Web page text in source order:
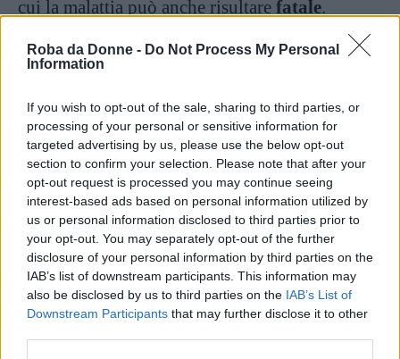
Roba da Donne - Do Not Process My Personal
Information
If you wish to opt-out of the sale, sharing to third parties, or
processing of your personal or sensitive information for
targeted advertising by us, please use the below opt-out
section to confirm your selection. Please note that after your
opt-out request is processed you may continue seeing
interest-based ads based on personal information utilized by
us or personal information disclosed to third parties prior to
your opt-out. You may separately opt-out of the further
disclosure of your personal information by third parties on the
IAB’s list of downstream participants. This information may
also be disclosed by us to third parties on the IAB’s List of
Downstream Participants that may further disclose it to other
cui la malattia può anche risultare fatale.
Virus Chikungunya:
La diagnosi si effettua contest sierologici o
molecolarisu campioni di sangue. Non esiste
una terapia antivirale specifica: le cure sono
sintomatiche. Attualmentenon esiste un
vaccino approvato in Europa, ma uno è stato
recentemente autorizzato negli Stati Uniti,
primo al mondo contro questa infezione.
La trasmissione: attenzione